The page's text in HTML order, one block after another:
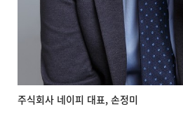
주식회사 네이피 대표, 손정미